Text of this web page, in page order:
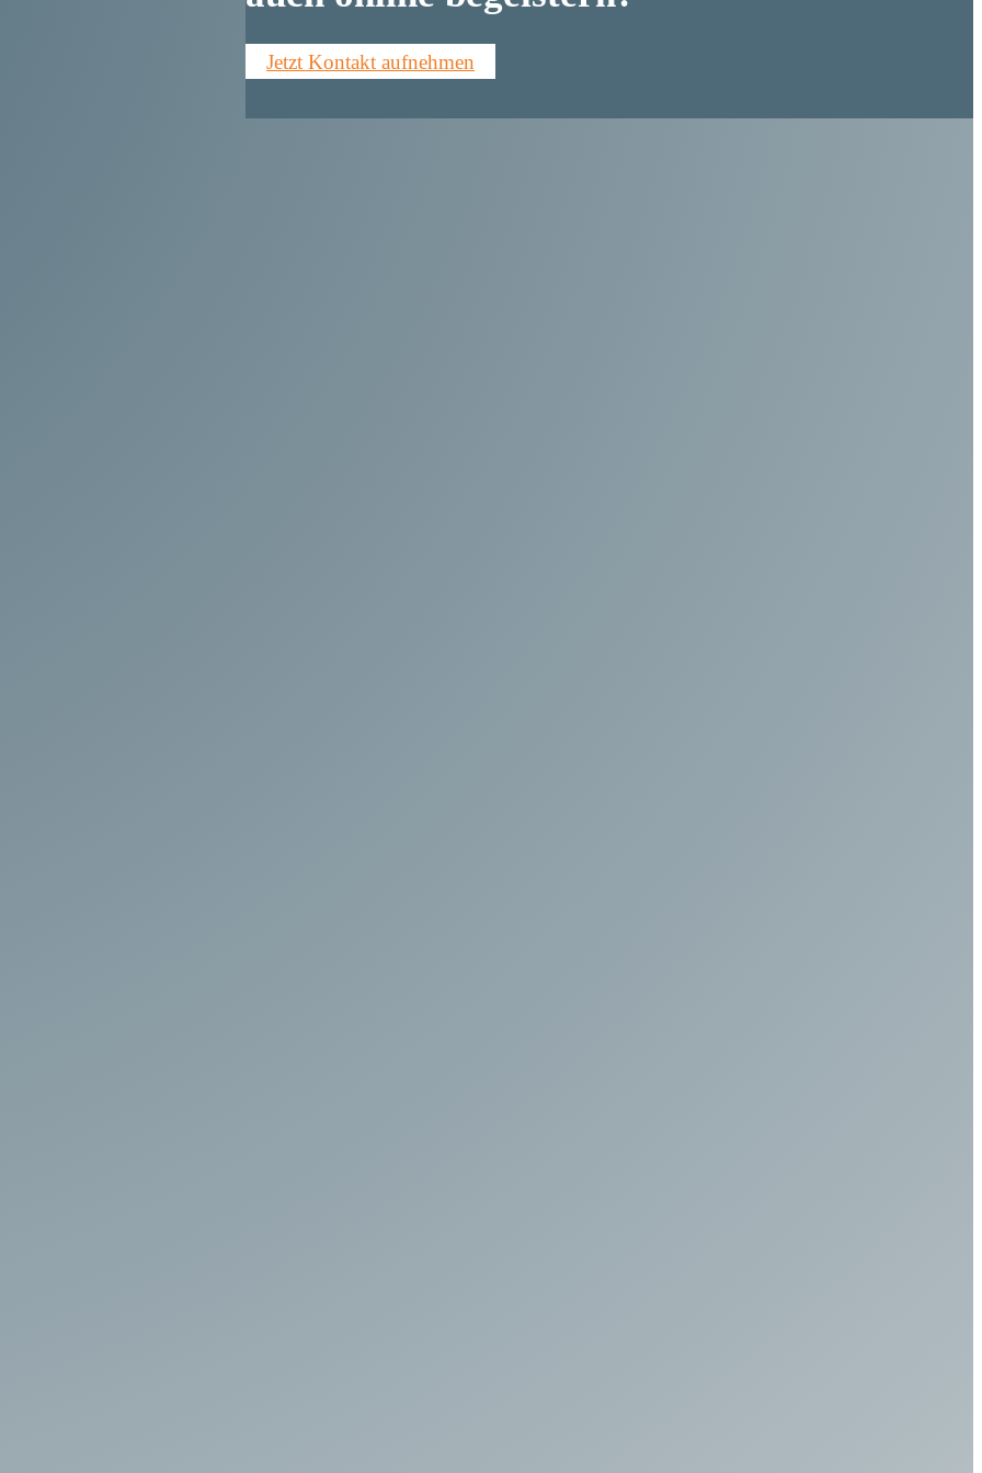
Jetzt Kontakt aufnehmen